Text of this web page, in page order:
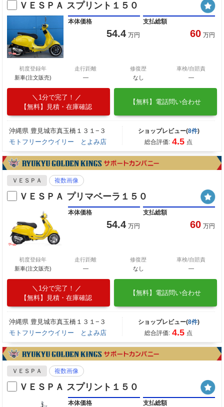
ＶＥＳＰＡ スプリント１５０
本体価格
54.4 万円
支払総額
60 万円
初度登録年
新車(注文販売)
走行距離
―
修復歴
なし
車検/自賠責
―
1分で完了！
【無料】見積・在庫確認
【無料】電話問い合わせ
沖縄県 豊見城市真玉橋１３１−３
モトフリークウイリー とよみ店
ショップレビュー(8件)
総合評価: 4.5 点
ＶＥＳＰＡ 複数画像
ＶＥＳＰＡ プリマベーラ１５０
本体価格
54.4 万円
支払総額
60 万円
初度登録年
新車(注文販売)
走行距離
―
修復歴
なし
車検/自賠責
―
1分で完了！
【無料】見積・在庫確認
【無料】電話問い合わせ
沖縄県 豊見城市真玉橋１３１−３
モトフリークウイリー とよみ店
ショップレビュー(8件)
総合評価: 4.5 点
ＶＥＳＰＡ 複数画像
ＶＥＳＰＡ スプリント１５０
本体価格 支払総額